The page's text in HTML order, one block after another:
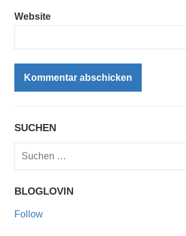
Website
SUCHEN
Suchen
BLOGLOVIN
Follow